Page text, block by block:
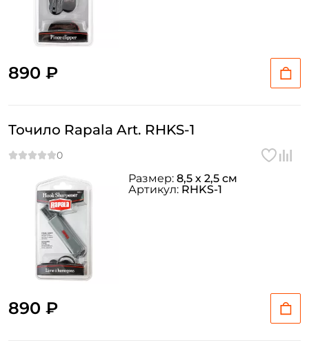
890 ₽
Точило Rapala Art. RHKS-1
890 ₽
Размер: 8,5 х 2,5 см
Артикул: RHKS-1